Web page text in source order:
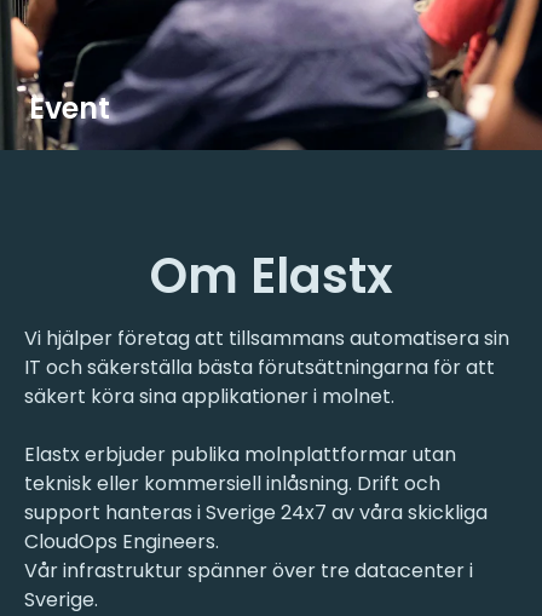
Event
Om Elastx
Vi hjälper företag att tillsammans automatisera sin
IT och säkerställa bästa förutsättningarna för att
säkert köra sina applikationer i molnet.
Elastx erbjuder publika molnplattformar utan
teknisk eller kommersiell inlåsning. Drift och
support hanteras i Sverige 24x7 av våra skickliga
CloudOps Engineers.
Vår infrastruktur spänner över tre datacenter i
Sverige.